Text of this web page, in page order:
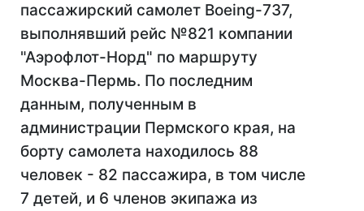
пассажирский самолет Boeing-737,
выполнявший рейс №821 компании
"Аэрофлот-Норд" по маршруту
Москва-Пермь. По последним
данным, полученным в
администрации Пермского края, на
борту самолета находилось 88
человек - 82 пассажира, в том числе
7 детей, и 6 членов экипажа из